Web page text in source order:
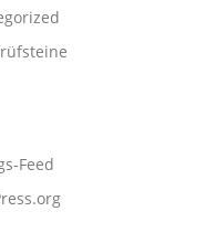
Feed